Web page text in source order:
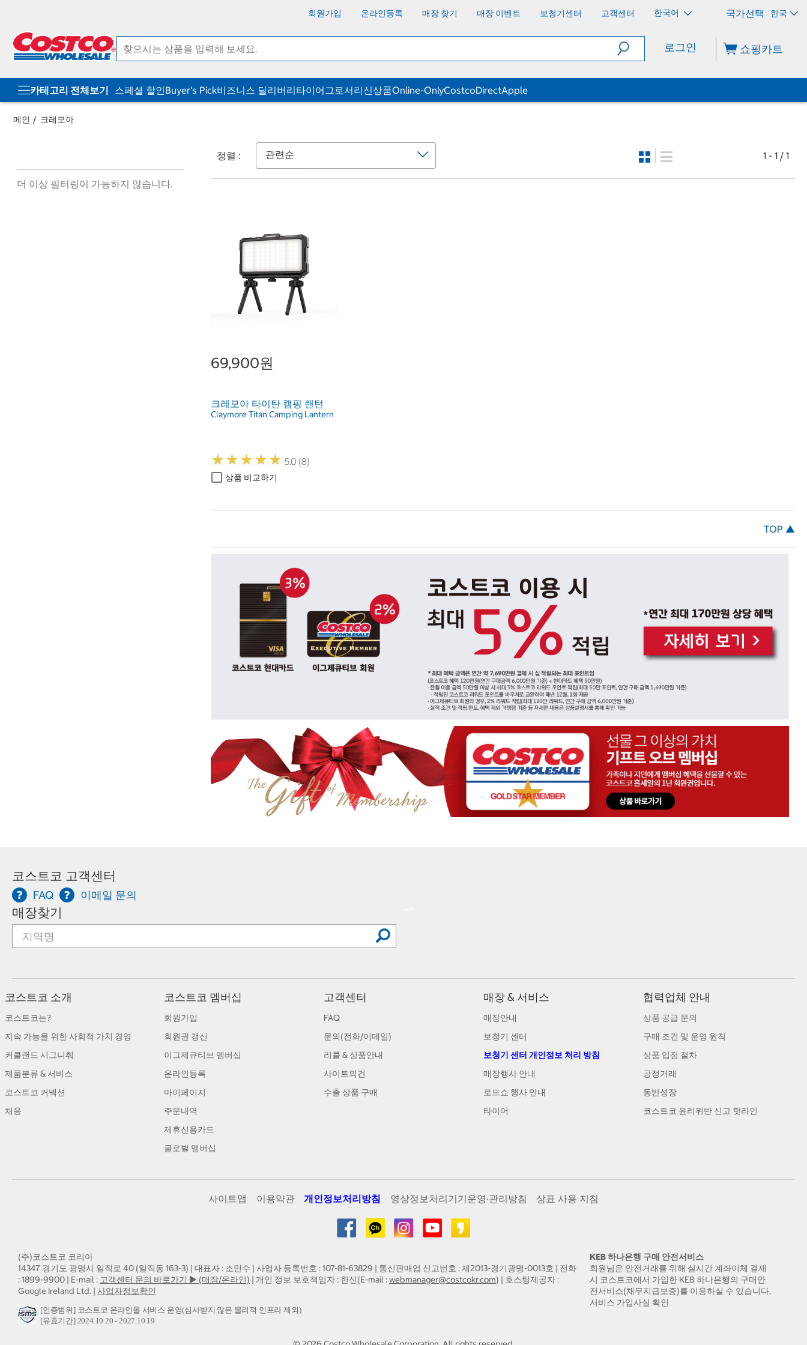
회원가입 온라인등록 매장 찾기 매장 이벤트 보청기센터 고객센터 한국어 한국
로그인 쇼핑카트
카테고리 전체보기 스페셜 할인Buyer's Pick비즈니스 딜리버리타이어그로서리신상품Online-OnlyCostcoDirectApple
메인 크레모아
더 이상 필터링이 가능하지 않습니다.
정렬 : 1 - 1 / 1
69,900원
크레모아 타이탄 캠핑 랜턴
Claymore Titan Camping Lantern
★★★★★
★★★★★ 5.0 (8)
상품 비교하기
TOP ▲
코스트코 고객센터
FAQ 이메일 문의
매장찾기
코스트코 소개
코스트코는?
지속 가능을 위한 사회적 가치 경영
커클랜드 시그니춰
제품분류 & 서비스
코스트코 커넥션
채용
코스트코 멤버십
회원가입
회원권 갱신
이그제큐티브 멤버십
온라인등록
마이페이지
주문내역
제휴신용카드
글로벌 멤버십
고객센터
FAQ
문의(전화/이메일)
리콜 & 상품안내
사이트의견
수출 상품 구매
매장 & 서비스
매장안내
보청기 센터
보청기 센터 개인정보 처리 방침
매장행사 안내
로드쇼 행사 안내
타이어
협력업체 안내
상품 공급 문의
구매 조건 및 운영 원칙
상품 입점 절차
공정거래
동반성장
코스트코 윤리위반 신고 핫라인
사이트맵 이용약관 개인정보처리방침 영상정보처리기기운영·관리방침 상표 사용 지침
(주)코스트코 코리아
14347 경기도 광명시 일직로 40 (일직동 163-3) | 대표자 : 조민수 | 사업자 등록번호 : 107-81-63829 | 통신판매업 신고번호 : 제2013-경기광명-0013호 | 전화
: 1899-9900 | E-mail : 고객센터 문의 바로가기 ▶ (매장/온라인) | 개인 정보 보호책임자 : 한신(E-mail :webmanager@costcokr.com) | 호스팅제공자 :
Google Ireland Ltd. | 사업자정보확인
[인증범위] 코스트코 온라인몰 서비스 운영(심사받지 않은 물리적 인프라 제외)
[유효기간] 2024.10.20 - 2027.10.19
KEB 하나은행 구매 안전서비스
회원님은 안전거래를 위해 실시간 계좌이체 결제
시 코스트코에서 가입한 KEB 하나은행의 구매안
전서비스(채무지급보증)를 이용하실 수 있습니다.
서비스 가입사실 확인